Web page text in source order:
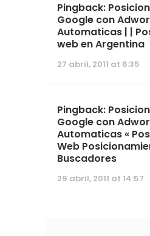
Pingback:
Google con
Automaticas | |
web en Argentina
27 abril, 2011 at 6:35
Pingback:
Google con
Automaticas «
Web
Buscadores
29 abril, 2011 at 14:57